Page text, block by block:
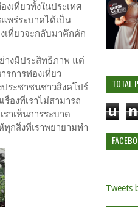
เที่ยวทั้งในประเทศ
พร่ระบาดได้เป็น
เที่ยวจะกลับมาคึกคัก
างมีประสิทธิภาพ แต่
รการท่องเที่ยว
ประชาชนชาวสิงคโปร์
องที่เราไม่สามารถ
าเห็นการระบาด
ทุกสิ่งที่เราพยายามทำ
TOTAL
u n
Tweets